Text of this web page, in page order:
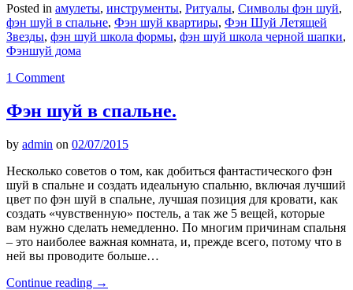
Posted in амулеты, инструменты, Ритуалы, Символы фэн шуй,
фэн шуй в спальне, Фэн шуй квартиры, Фэн Шуй Летящей
Звезды, фэн шуй школа формы, фэн шуй школа черной шапки,
Фэншуй дома
1 Comment
Фэн шуй в спальне.
by admin on 02/07/2015
Несколько советов о том, как добиться фантастического фэн
шуй в спальне и создать идеальную спальню, включая лучший
цвет по фэн шуй в спальне, лучшая позиция для кровати, как
создать «чувственную» постель, а так же 5 вещей, которые
вам нужно сделать немедленно. По многим причинам спальня
– это наиболее важная комната, и, прежде всего, потому что в
ней вы проводите больше…
Continue reading →